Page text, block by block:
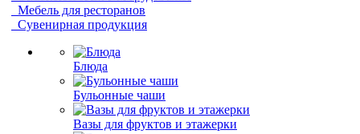
Мебель для ресторанов
Сувенирная продукция
Блюда
Бульонные чаши
Вазы для фруктов и этажерки